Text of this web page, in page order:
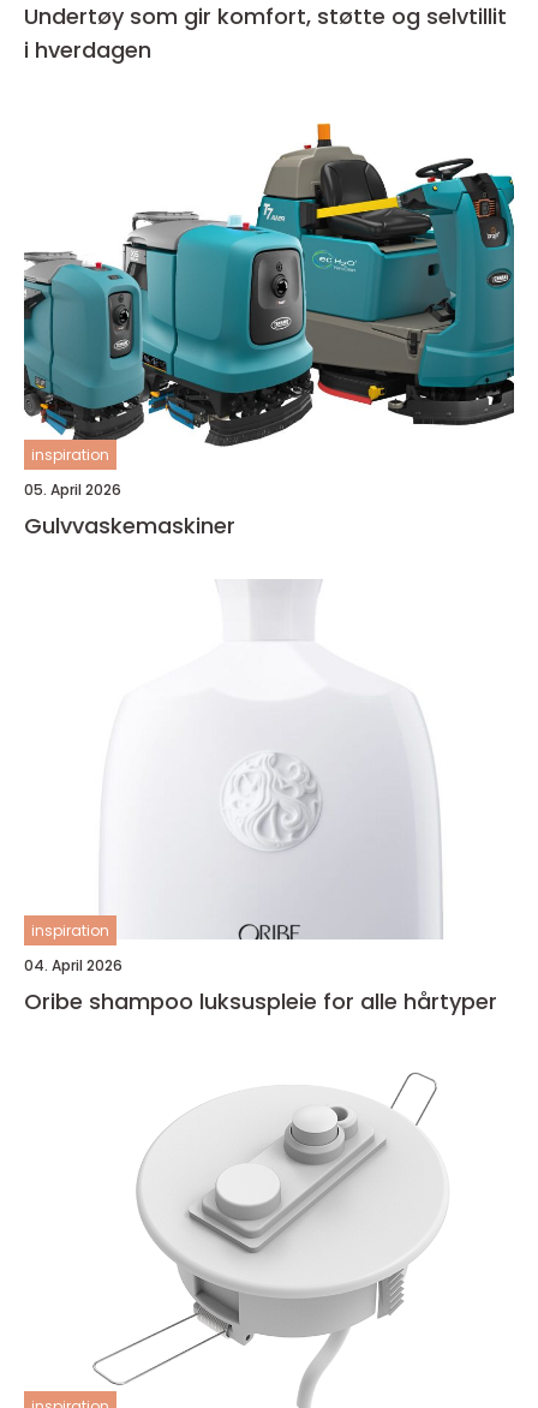
Undertøy som gir komfort, støtte og selvtillit
i hverdagen
inspiration
05. April 2026
Gulvvaskemaskiner
inspiration
04. April 2026
Oribe shampoo luksuspleie for alle hårtyper